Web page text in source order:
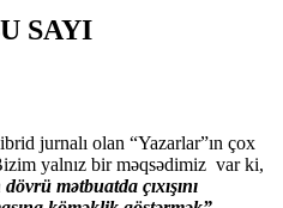
SAYI
jurnalı olan “Yazarlar”ın çox
yalnız bir məqsədimiz var ki,
mәtbuatda çıxışını